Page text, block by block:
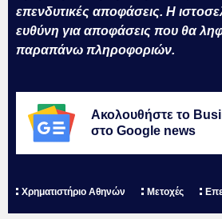
επενδυτικές αποφάσεις. Η
ευθύνη για αποφάσεις που θα
παραπάνω πληροφοριών.
Ακολουθήστε το
στο Google news
Χρηματιστήριο Αθηνών Μετοχές